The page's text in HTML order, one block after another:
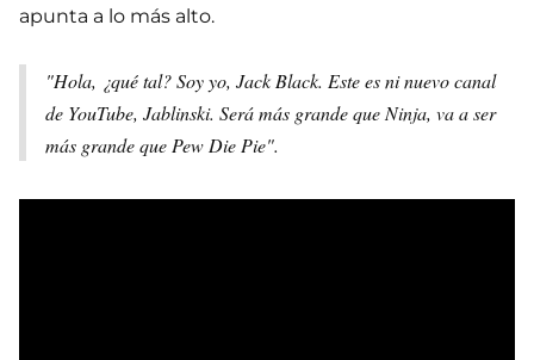
apunta a lo más alto.
"Hola, ¿qué tal? Soy yo, Jack Black. Este es ni nuevo canal
de YouTube, Jablinski. Será más grande que Ninja, va a ser
más grande que Pew Die Pie".